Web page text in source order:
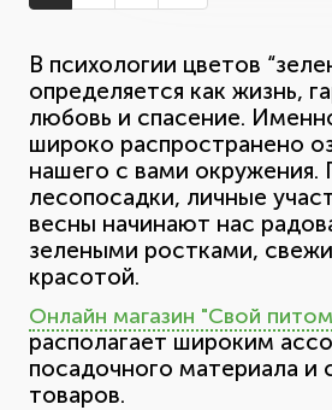
В психологии цветов
определяется как жизнь,
любовь и спасение.
широко распространено
нашего с вами окружения.
лесопосадки, личные
весны начинают нас
зелеными ростками,
красотой.
Онлайн магазин "Свой
располагает широким
посадочного материала и
товаров.